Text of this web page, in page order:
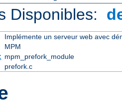
Disponibles:
Implémente un serveur web avec
MPM
mpm_prefork_module
prefork.c